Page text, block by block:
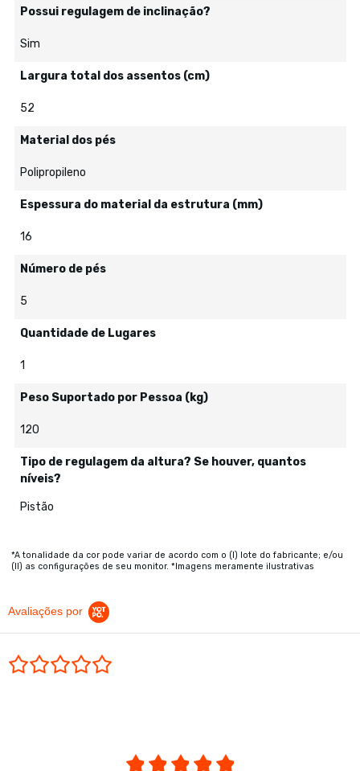
Possui regulagem de inclinação?
Sim
Largura total dos assentos (cm)
52
Material dos pés
Polipropileno
Espessura do material da estrutura (mm)
16
Número de pés
5
Quantidade de Lugares
1
Peso Suportado por Pessoa (kg)
120
Tipo de regulagem da altura? Se houver, quantos
níveis?
Pistão
*A tonalidade da cor pode variar de acordo com o (I) lote do fabricante; e/ou
(II) as configurações de seu monitor. *Imagens meramente ilustrativas
Avaliações por